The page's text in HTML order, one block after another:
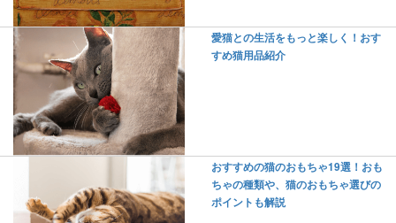
愛猫との生活をもっと楽しく！おす
すめ猫用品紹介
おすすめの猫のおもちゃ19選！おも
ちゃの種類や、猫のおもちゃ選びの
ポイントも解説